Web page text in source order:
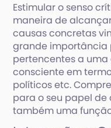
Estimular o senso
maneira de
causas concretas
grande importância
pertencentes a
consciente em
políticos etc.
para o seu papel
também uma